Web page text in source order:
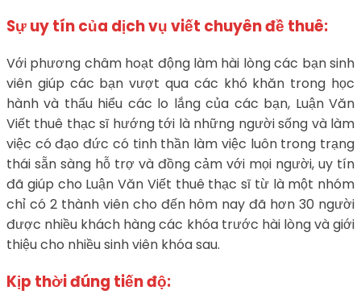
Sự uy tín của dịch vụ viết chuyên đề thuê:
Với phương châm hoạt động làm hài lòng các bạn sinh
viên giúp các bạn vượt qua các khó khăn trong học
hành và thấu hiểu các lo lắng của các bạn, Luận Văn
Viết thuê thạc sĩ hướng tới là những người sống và làm
việc có đạo đức có tinh thần làm việc luôn trong trạng
thái sẵn sàng hỗ trợ và đồng cảm với mọi người, uy tín
đã giúp cho Luận Văn Viết thuê thạc sĩ từ là một nhóm
chỉ có 2 thành viên cho đến hôm nay đã hơn 30 người
được nhiều khách hàng các khóa trước hài lòng và giới
thiệu cho nhiều sinh viên khóa sau.
Kịp thời đúng tiến độ: